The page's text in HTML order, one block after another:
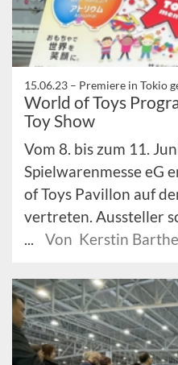
15.06.23 – Premiere in Tokio
World of Toys
Toy Show
Vom 8. bis zum 11.
Spielwarenmesse eG
of Toys Pavillon auf
vertreten. Aussteller
Von Kerstin